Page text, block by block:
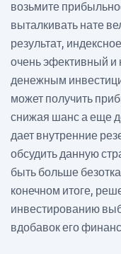
возьмите
выталкивать нате
результат,
очень эфективный и
денежным
может получить
снижая шанс а еще
дает внутренние
обсудить данную
быть больше
конечном итоге,
инвестированию
вдобавок его